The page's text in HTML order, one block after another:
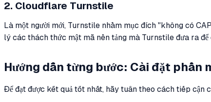
2. Cloudflare Turnstile
Là một người mới, Turnstile nhằm mục đích "không có
lý các thách thức mật mã nền tảng mà Turnstile đưa ra
Hướng dẫn từng bước: Cài đặt phần
Để đạt được kết quả tốt nhất, hãy tuân theo cách tiếp cận